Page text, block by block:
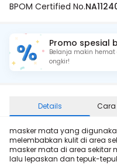
BPOM Certified No.
Promo spesial
Belanja makin
ongkir!
Details Cara
masker mata yang
melembabkan kulit di area
masker mata di area sekitar
lalu lepaskan dan tepuk-